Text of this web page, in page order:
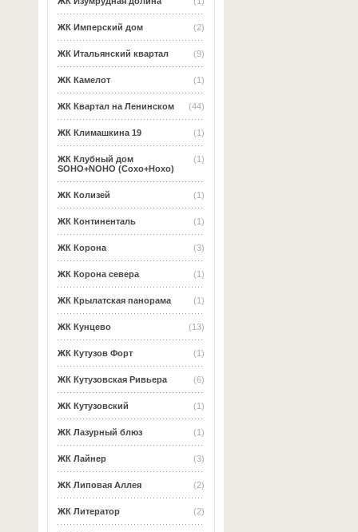
(2)
ЖК Имперский дом
(9)
ЖК Итальянский квартал
(1)
ЖК Камелот
(44)
ЖК Квартал на Ленинском
(1)
ЖК Климашкина 19
(1)
ЖК Клубный дом
SOHO+NOHO (Сохо+Нохо)
(1)
ЖК Колизей
(1)
ЖК Континенталь
(3)
ЖК Корона
(1)
ЖК Корона севера
(1)
ЖК Крылатская панорама
(13)
ЖК Кунцево
(1)
ЖК Кутузов Форт
(6)
ЖК Кутузовская Ривьера
(1)
ЖК Кутузовский
(1)
ЖК Лазурный блюз
(3)
ЖК Лайнер
(2)
ЖК Липовая Аллея
(2)
ЖК Литератор